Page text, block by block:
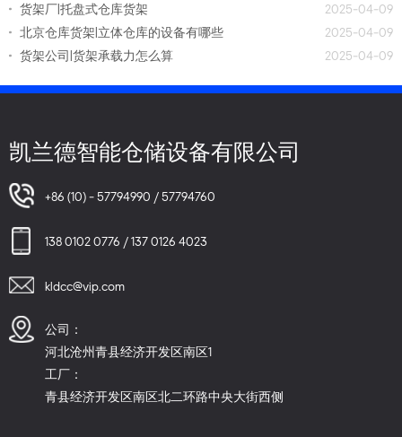
货架厂|托盘式仓库货架
2025-04-09
北京仓库货架|立体仓库的设备有哪些
2025-04-09
货架公司|货架承载力怎么算
2025-04-09
凯兰德智能仓储设备有限公司
+86 (10) - 57794990 / 57794760
138 0102 0776 / 137 0126 4023
kldcc@vip.com
公司：
河北沧州青县经济开发区南区1
工厂：
青县经济开发区南区北二环路中央大街西侧